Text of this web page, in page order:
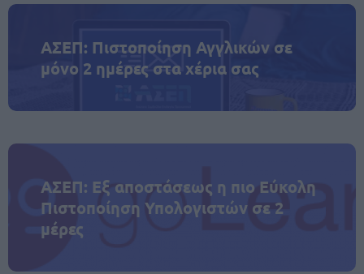
ΑΣΕΠ: Πιστοποίηση Αγγλικών σε
μόνο 2 ημέρες στα χέρια σας
ΑΣΕΠ: Εξ αποστάσεως η πιο Εύκολη
Πιστοποίηση Υπολογιστών σε 2
μέρες